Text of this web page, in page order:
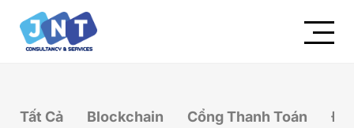
Tất Cả Blockchain Cổng Thanh Toán